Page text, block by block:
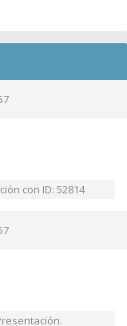
con ID: 52814